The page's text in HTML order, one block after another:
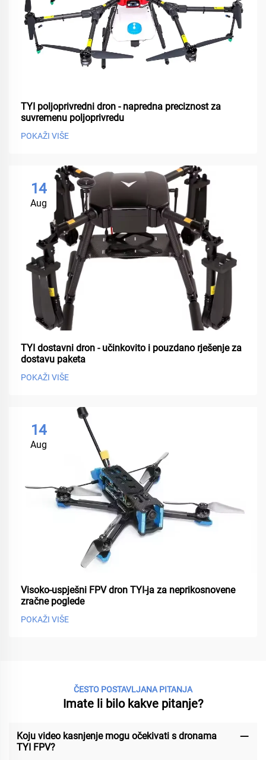
TYI poljoprivredni dron - napredna preciznost za
suvremenu poljoprivredu
POKAŽI VIŠE
14
Aug
TYI dostavni dron - učinkovito i pouzdano rješenje za
dostavu paketa
POKAŽI VIŠE
14
Aug
Visoko-uspješni FPV dron TYI-ja za neprikosnovene
zračne poglede
POKAŽI VIŠE
ČESTO POSTAVLJANA PITANJA
Imate li bilo kakve pitanje?
Koju video kasnjenje mogu očekivati s dronama
TYI FPV?